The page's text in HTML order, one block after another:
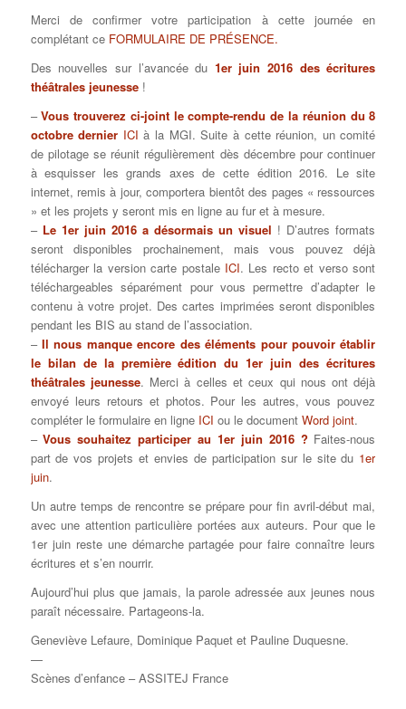
Merci de confirmer votre participation à cette journée en
complétant ce FORMULAIRE DE PRÉSENCE.
Des nouvelles sur l’avancée du 1er juin 2016 des écritures
théâtrales jeunesse!
–Vous trouverez ci-joint le compte-rendu de la réunion du 8
octobre dernier ICI à la MGI. Suite à cette réunion, un comité
de pilotage se réunit régulièrement dès décembre pour continuer
à esquisser les grands axes de cette édition 2016. Le site
internet, remis à jour, comportera bientôt des pages « ressources
» et les projets y seront mis en ligne au fur et à mesure.
– Le 1er juin 2016 a désormais un visuel ! D’autres formats
seront disponibles prochainement, mais vous pouvez déjà
télécharger la version carte postale ICI. Les recto et verso sont
téléchargeables séparément pour vous permettre d’adapter le
contenu à votre projet. Des cartes imprimées seront disponibles
pendant les BIS au stand de l’association.
–Il nous manque encore des éléments pour pouvoir établir
le bilan de la première édition du 1er juin des écritures
théâtrales jeunesse. Merci à celles et ceux qui nous ont déjà
envoyé leurs retours et photos. Pour les autres, vous pouvez
compléter le formulaire en ligne ICI ou le document Word joint.
–Vous souhaitez participer au 1er juin 2016 ? Faites-nous
part de vos projets et envies de participation sur le site du 1er
juin.
Un autre temps de rencontre se prépare pour fin avril-début mai,
avec une attention particulière portées aux auteurs. Pour que le
1er juin reste une démarche partagée pour faire connaître leurs
écritures et s’en nourrir.
Aujourd’hui plus que jamais, la parole adressée aux jeunes nous
paraît nécessaire. Partageons-la.
Geneviève Lefaure, Dominique Paquet et Pauline Duquesne.
—
Scènes d’enfance – ASSITEJ France